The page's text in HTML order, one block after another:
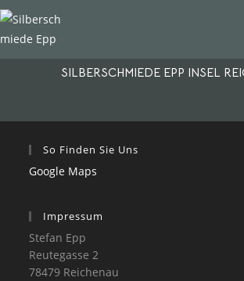
SILBERSCHMIEDE EPP INSEL
So Finden Sie Uns
Google Maps
Impressum
Stefan Epp
Reutegasse 2
78479 Reichenau